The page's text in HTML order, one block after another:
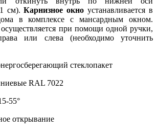
см).Карнизное окно устанавливается в
в комплексе с мансардным окном.
при помощи одной ручки,
или слева (необходимо уточнить
стеклопакет
RAL 7022
55°
открывание